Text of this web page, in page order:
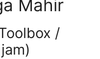
Mahir
/